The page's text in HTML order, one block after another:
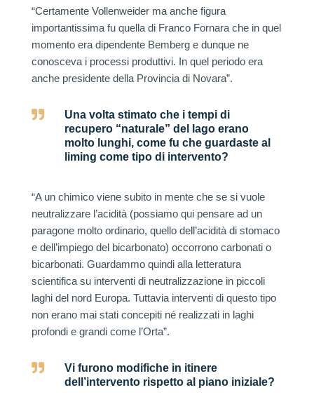
“Certamente Vollenweider ma anche figura
importantissima fu quella di Franco Fornara che in quel
momento era dipendente Bemberg e dunque ne
conosceva i processi produttivi. In quel periodo era
anche presidente della Provincia di Novara”.

Una volta stimato che i tempi di
recupero “naturale” del lago erano
molto lunghi, come fu che guardaste al
liming come tipo di intervento?
“A un chimico viene subito in mente che se si vuole
neutralizzare l’acidità (possiamo qui pensare ad un
paragone molto ordinario, quello dell’acidità di stomaco
e dell’impiego del bicarbonato) occorrono carbonati o
bicarbonati. Guardammo quindi alla letteratura
scientifica su interventi di neutralizzazione in piccoli
laghi del nord Europa. Tuttavia interventi di questo tipo
non erano mai stati concepiti né realizzati in laghi
profondi e grandi come l’Orta”.

Vi furono modifiche in itinere
dell’intervento rispetto al piano iniziale?